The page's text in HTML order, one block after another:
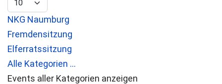
NKG Naumburg
Fremdensitzung
Elferratssitzung
Alle Kategorien ...
Events aller Kategorien anzeigen